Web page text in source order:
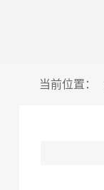
当前位置：